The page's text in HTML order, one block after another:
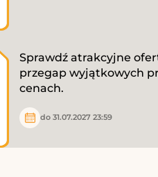
Sprawdź atrakcyjne
przegap wyjątkowych
cenach.
do 31.07.2027 23:59